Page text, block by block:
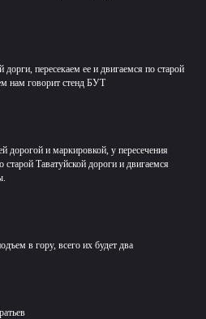
пересекаем ее и двигаемся по старой
нам говорит стенд БУТ
дорогой и маркировкой, у пересечения
старой Таватуйской дороги и двигаемся
в гору, всего их будет два